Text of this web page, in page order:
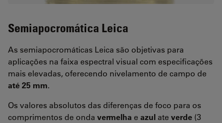
Semiapocromática Leica
As semiapocromáticas Leica são objetivas para
aplicações na faixa espectral visual com especificações
mais elevadas, oferecendo nivelamento de campo de
até 25 mm.
Os valores absolutos das diferenças de foco para os
comprimentos de onda vermelha e azul ate verde (3